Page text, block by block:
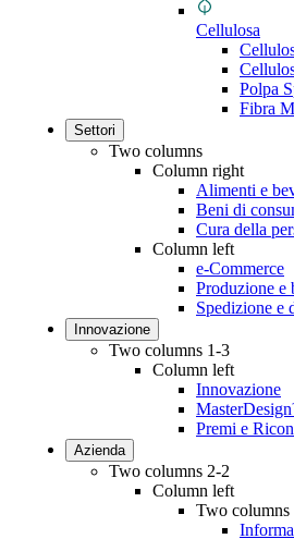
Cellulosa
Polpa
Fibra
Settori
Two columns
Column right
Alimenti e
Beni di
Cura della
Column left
e-Commerce
Produzione e
Spedizione e
Innovazione
Two columns 1-3
Column left
Innovazione
Premi e
Azienda
Two columns 2-2
Column left
Two columns